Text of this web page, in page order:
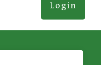
Login